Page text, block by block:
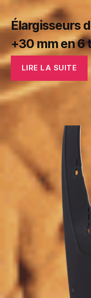
Élargisseurs
+30 mm en 6
LIRE LA SUITE